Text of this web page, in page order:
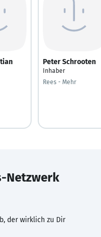
Peter Schrooten
Inhaber
Rees - Mehr
Netzwerk
der wirklich zu Dir